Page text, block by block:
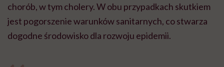
chorób, w tym cholery. W obu przypadkach skutkiem
jest pogorszenie warunków sanitarnych, co stwarza
dogodne środowisko dla rozwoju epidemii.